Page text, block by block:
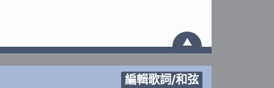
▲
編輯歌詞/和弦